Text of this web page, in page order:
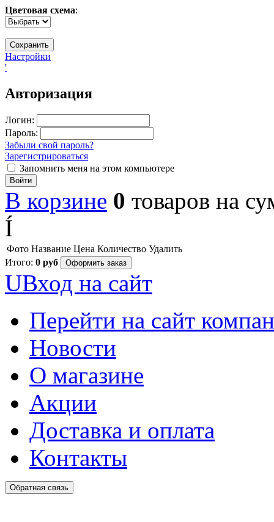
Цветовая схема:
Настройки
'
Авторизация
Логин:
Пароль:
Забыли свой пароль?
Зарегистрироваться
Запомнить меня на этом компьютере
Войти
В корзине 0 товаров на
Í
Фото Название Цена Количество Удалить
Итого: 0 руб Оформить заказ
UВход на сайт
Перейти на сайт
Новости
О магазине
Акции
Доставка и оплата
Контакты
Обратная связь